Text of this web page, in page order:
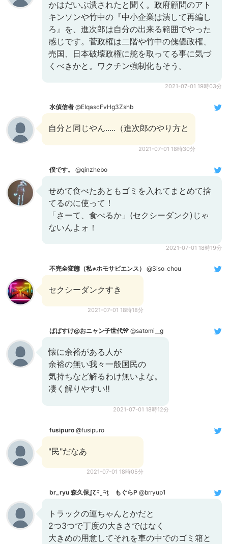
かはだいぶ潰されたと聞く。政府顧問のアト
キンソンや竹中の『中小企業は潰して再編し
ろ』を、進次郎は自分の出来る範囲でやった
感じです。菅政権は二階や竹中の傀儡政権、
売国、日本破壊政権に舵を取ってる事に気づ
くべきかと。ワクチン強制化もそう。
2021-07-01 19時03分
水偵信者 @EIqascFvHg3Zshb
自分と同じやん.....（進次郎のやり方と
2021-07-01 18時30分
僕です。 @qinzhebo
せめて食べたあともゴミを入れてまとめて捨
てるのに使って！
「さーて、食べるか」(セクシーダンク)じゃ
ないんよォ！
2021-07-01 18時19分
不完全変態（私≠ホモサピエンス） @Siso_chou
セクシーダンクすき
2021-07-01 18時18分
ぱぱすけ@おニャン子世代🎌 @satomi__g
懐に余裕がある人が
余裕の無い我々一般国民の
気持ちなど解るわけ無いよな。
凄く解りやすい‼️
2021-07-01 18時12分
fusipuro @fusipuro
"民"だなあ
2021-07-01 18時05分
br_ryu 森久保ʆζ¬᷄˷¬᷅ƫ もぐらP @brryup1
トラックの運ちゃんとかだと
2つ3つで丁度の大きさではなく
大きめの用意してそれを車の中でのゴミ箱と